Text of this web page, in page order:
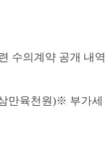
수의계약 공개 내역
만육천원)※ 부가세